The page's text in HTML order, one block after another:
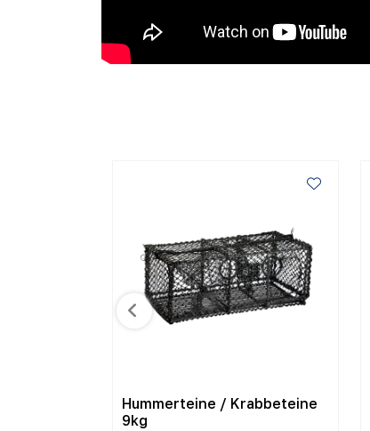
Hummerteine / Krabbeteine
9kg